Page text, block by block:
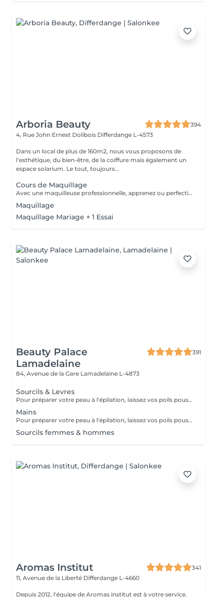
Arboria Beauty
394
4, Rue John Ernest Dolibois Differdange L-4573
Dans un local de plus de 160m2, nous vous proposons de
l'esthétique, du bien-être, de la coiffure mais également un
espace solarium. Le tout, toujours...
Cours de Maquillage
Avec une maquilleuse professionnelle, apprenez ou perfectionnez vos gestes pour un maquillage parfait. Nous determinerons egalement etape par etape le maquillage qui vous ira le mieux. Du fond de teint au rouge à levre, en passant par le maquillage des yeux ou le contouring, rien ne sera laissé au hasard.
Maquillage
Maquillage Mariage + 1 Essai
Beauty Palace
Lamadelaine
391
84, Avenue de la Gare Lamadelaine L-4873
Sourcils & Levres
Pour préparer votre peau à l'épilation, laissez vos poils pousser pendant au moins deux semaines après le dernier rasage pour assurer une longueur adéquate. Il est également recommandé, mais non indispensable, d'effectuer un gommage doux 24 heures avant la séance pour éliminer les cellules mortes et faciliter l'extraction des poils. Le jour de l'épilation, évitez d'appliquer des crèmes ou des huiles sur la zone concernée afin d'assurer une bonne adhérence de la cire. Enfin, protégez votre peau en évitant l'exposition au soleil ou les séances de bronzage, qui pourraient la rendre plus sensible et irritable.
Mains
Pour préparer votre peau à l'épilation, laissez vos poils pousser pendant au moins deux semaines après le dernier rasage pour assurer une longueur adéquate. Il est également recommandé, mais non indispensable, d'effectuer un gommage doux 24 heures avant la séance pour éliminer les cellules mortes et faciliter l'extraction des poils. Le jour de l'épilation, évitez d'appliquer des crèmes ou des huiles sur la zone concernée afin d'assurer une bonne adhérence de la cire. Enfin, protégez votre peau en évitant l'exposition au soleil ou les séances de bronzage, qui pourraient la rendre plus sensible et irritable.
Sourcils femmes & hommes
Aromas Institut
341
11, Avenue de la Liberté Differdange L-4660
Depuis 2012, l'équipe de Aromas institut est à votre service.